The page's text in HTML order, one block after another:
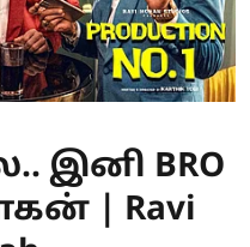
இனி BRO
| Ravi